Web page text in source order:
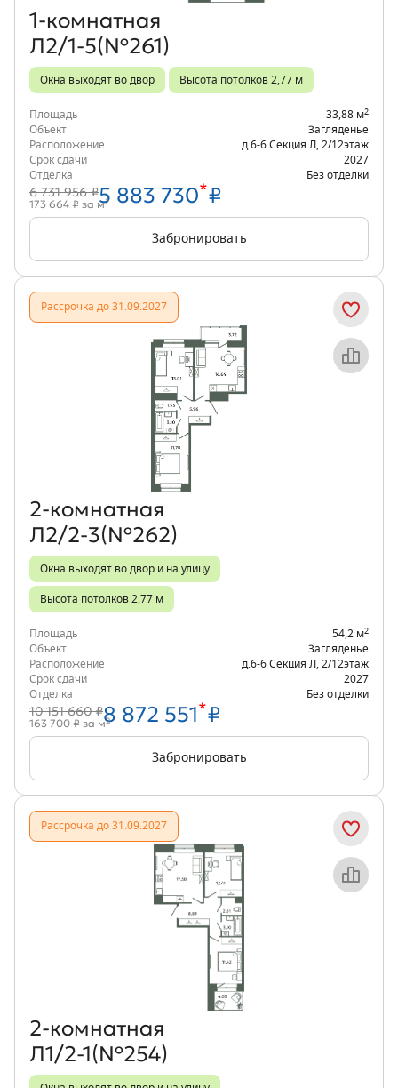
1‑комнатная
Л2/1-5(№261)
Окна выходят во двор Высота потолков 2,77 м
Площадь 33,88 м2
Объект
Загляденье
Расположение
д.6-6 Секция Л 2/12этаж
Срок сдачи
2027
Отделка
Без отделки
6 731 956 ₽5 883 730*₽
173 664 ₽ за м2
Забронировать
Рассрочка до 31.09.2027
Объект месяца
2‑комнатная
Л2/2-3(№262)
Окна выходят во двор и на улицу
Высота потолков 2,77 м
Площадь 54,2 м2
Объект
Загляденье
Расположение
д.6-6 Секция Л 2/12этаж
Срок сдачи
2027
Отделка
Без отделки
10 151 660 ₽8 872 551*₽
163 700 ₽ за м2
Забронировать
Рассрочка до 31.09.2027
Объект месяца
2‑комнатная
Л1/2-1(№254)